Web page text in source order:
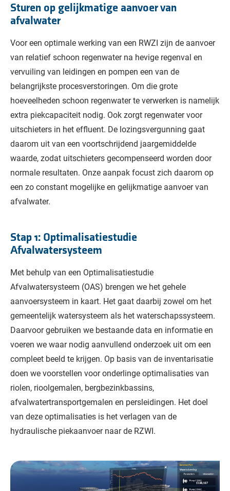
Sturen op gelijkmatige aanvoer van
afvalwater
Voor een optimale werking van een RWZI zijn de aanvoer
van relatief schoon regenwater na hevige regenval en
vervuiling van leidingen en pompen een van de
belangrijkste procesverstoringen. Om die grote
hoeveelheden schoon regenwater te verwerken is namelijk
extra piekcapaciteit nodig. Ook zorgt regenwater voor
uitschieters in het effluent. De lozingsvergunning gaat
daarom uit van een voortschrijdend jaargemiddelde
waarde, zodat uitschieters gecompenseerd worden door
normale resultaten. Onze aanpak focust zich daarom op
een zo constant mogelijke en gelijkmatige aanvoer van
afvalwater.
Stap 1: Optimalisatiestudie
Afvalwatersysteem
Met behulp van een Optimalisatiestudie
Afvalwatersysteem (OAS) brengen we het gehele
aanvoersysteem in kaart. Het gaat daarbij zowel om het
gemeentelijk watersysteem als het waterschapssysteem.
Daarvoor gebruiken we bestaande data en informatie en
voeren we waar nodig aanvullend onderzoek uit om een
compleet beeld te krijgen. Op basis van de inventarisatie
doen we voorstellen voor onderlinge optimalisaties van
riolen, rioolgemalen, bergbezinkbassins,
afvalwatertransportgemalen en persleidingen. Het doel
van deze optimalisaties is het verlagen van de
hydraulische piekaanvoer naar de RZWI.